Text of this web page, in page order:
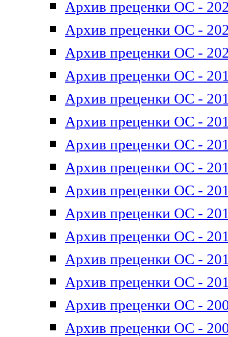
Архив преценки ОС -
Архив преценки ОС -
Архив преценки ОС -
Архив преценки ОС -
Архив преценки ОС -
Архив преценки ОС -
Архив преценки ОС -
Архив преценки ОС -
Архив преценки ОС -
Архив преценки ОС -
Архив преценки ОС -
Архив преценки ОС -
Архив преценки ОС -
Архив преценки ОС -
Архив преценки ОС -